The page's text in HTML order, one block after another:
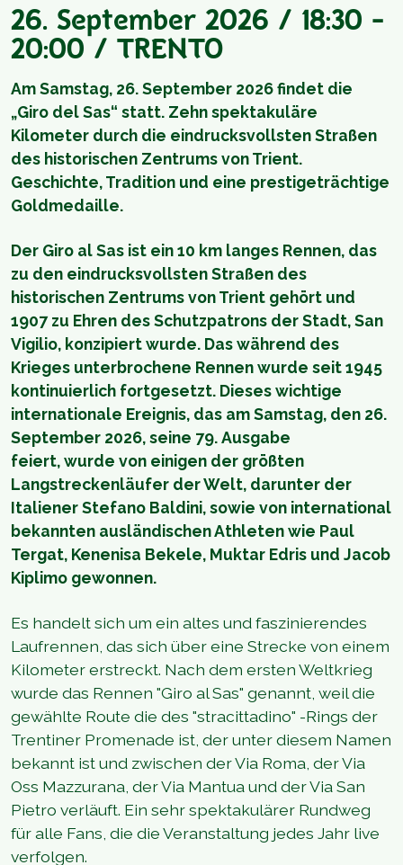
26. September 2026 / 18:30 -
20:00 / TRENTO
Am Samstag, 26. September 2026 findet die
„Giro del Sas“ statt. Zehn spektakuläre
Kilometer durch die eindrucksvollsten Straßen
des historischen Zentrums von Trient.
Geschichte, Tradition und eine prestigeträchtige
Goldmedaille.
Der Giro al Sas ist ein 10 km langes Rennen, das
zu den eindrucksvollsten Straßen des
historischen Zentrums von Trient gehört und
1907 zu Ehren des Schutzpatrons der Stadt, San
Vigilio, konzipiert wurde. Das während des
Krieges unterbrochene Rennen wurde seit 1945
kontinuierlich fortgesetzt. Dieses wichtige
internationale Ereignis, das am Samstag, den 26.
September 2026, seine 79. Ausgabe
feiert, wurde von einigen der größten
Langstreckenläufer der Welt, darunter der
Italiener Stefano Baldini, sowie von international
bekannten ausländischen Athleten wie Paul
Tergat, Kenenisa Bekele, Muktar Edris und Jacob
Kiplimo gewonnen.
Es handelt sich um ein altes und faszinierendes
Laufrennen, das sich über eine Strecke von einem
Kilometer erstreckt. Nach dem ersten Weltkrieg
wurde das Rennen "Giro al Sas" genannt, weil die
gewählte Route die des "stracittadino" -Rings der
Trentiner Promenade ist, der unter diesem Namen
bekannt ist und zwischen der Via Roma, der Via
Oss Mazzurana, der Via Mantua und der Via San
Pietro verläuft. Ein sehr spektakulärer Rundweg
für alle Fans, die die Veranstaltung jedes Jahr live
verfolgen.